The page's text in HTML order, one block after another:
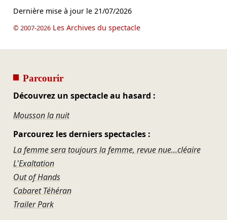
Dernière mise à jour le 21/07/2026
© 2007-2026Les Archives du spectacle
Parcourir
Découvrez un spectacle au hasard :
Mousson la nuit
Parcourez les derniers spectacles :
La femme sera toujours la femme, revue nue...cléaire
L'Exaltation
Out of Hands
Cabaret Téhéran
Trailer Park